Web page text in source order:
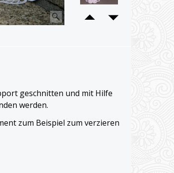
geschnitten und mit Hilfe
werden.
zum Beispiel zum verzieren